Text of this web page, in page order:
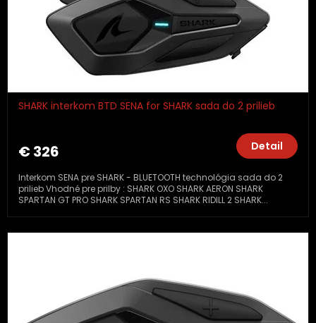
SHARK interkom BTD SENA for SHARK sada do 2 prilieb
€ 326 Detail
Interkom SENA pre SHARK - BLUETOOTH technológia sada do 2
prilieb Vhodné pre prilby : SHARK OXO SHARK AERON SHARK
SPARTAN GT PRO SHARK SPARTAN RS SHARK RIDILL 2 SHARK...